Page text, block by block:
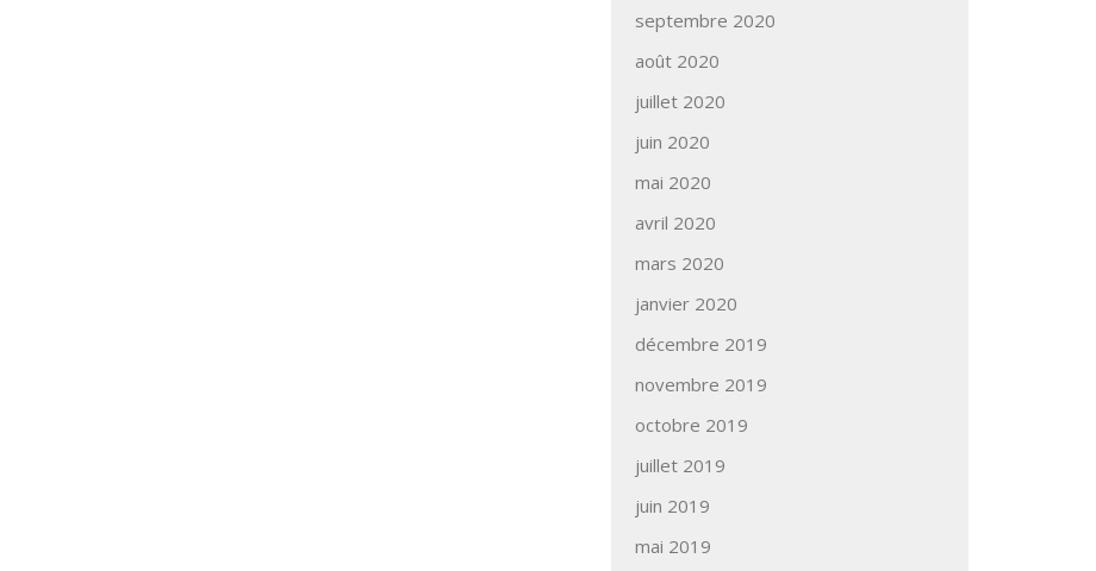
septembre 2020
août 2020
juillet 2020
juin 2020
mai 2020
avril 2020
mars 2020
janvier 2020
décembre 2019
novembre 2019
octobre 2019
juillet 2019
juin 2019
mai 2019